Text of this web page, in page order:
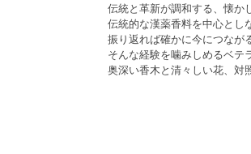
伝統と革新が調和する、懐か
伝統的な漢薬香料を中心とし
振り返れば確かに今につなが
そんな経験を噛みしめるベテ
奥深い香木と清々しい花、対